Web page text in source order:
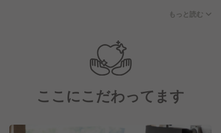
でいることで、みんなで気持ち良く、楽しく働く職場
そしてチームから溢れ出た幸せがお客様に伝わって、
お客様を幸せにします。
もっと読む
ここにこだわってます